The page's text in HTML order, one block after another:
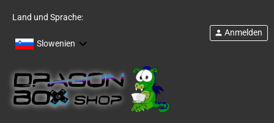
Land und Sprache:
Slowenien
person Anmelden